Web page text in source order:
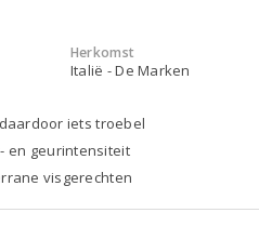
Herkomst
Italië - De Marken
iets troebel
en geurintensiteit
visgerechten